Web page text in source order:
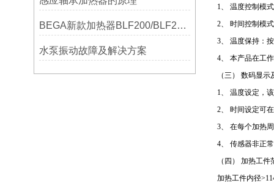
BEGA新款加热器BLF200/BLF201/BLF202参数选型表
水泵振动故障及解决方案
1、
温度控制模
2、
时间控制模
3、
温度保持：
4、
本产品在工
（三）
数码显示
1、
温度设定，
2、
时间设定可在
3、
在每个加热
4、
传感器非正
（四）
加热工件
加热工件内径